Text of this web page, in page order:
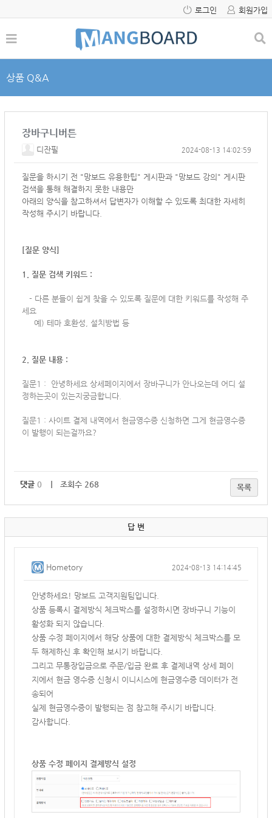
로그인 회원가입
상품 Q&A
장바구니버튼
디잔필 2024-08-13 14:02:59
질문을 하시기 전 "망보드 유용한팁" 게시판과 "망보드 강의" 게시판
검색을 통해 해결하지 못한 내용만
아래의 양식을 참고하셔서 답변자가 이해할 수 있도록 최대한 자세히
작성해 주시기 바랍니다.
[질문 양식]
1. 질문 검색 키워드 :
- 다른 분들이 쉽게 찾을 수 있도록 질문에 대한 키워드를 작성해 주
세요
예) 테마 호환성, 설치방법 등
2. 질문 내용 :
질문1 : 안녕하세요 상세페이지에서 장바구니가 안나오는데 어디 설
정하는곳이 있는지궁금합니다.
질문1 : 사이트 결제 내역에서 현금영수증 신청하면 그게 현금영수증
이 발행이 되는걸까요?
댓글 0 ｜ 조회수 268 목록
답 변
Hometory 2024-08-13 14:14:45
안녕하세요! 망보드 고객지원팀입니다.
상품 등록시 결제방식 체크박스를 설정하시면 장바구니 기능이
활성화 되지 않습니다.
상품 수정 페이지에서 해당 상품에 대한 결제방식 체크박스를 모
두 해제하신 후 확인해 보시기 바랍니다.
그리고 무통장입금으로 주문/입금 완료 후 결제내역 상세 페이
지에서 현금 영수증 신청시 이니시스에 현금영수증 데이터가 전
송되어
실제 현금영수증이 발행되는 점 참고해 주시기 바랍니다.
감사합니다.
상품 수정 페이지 결제방식 설정